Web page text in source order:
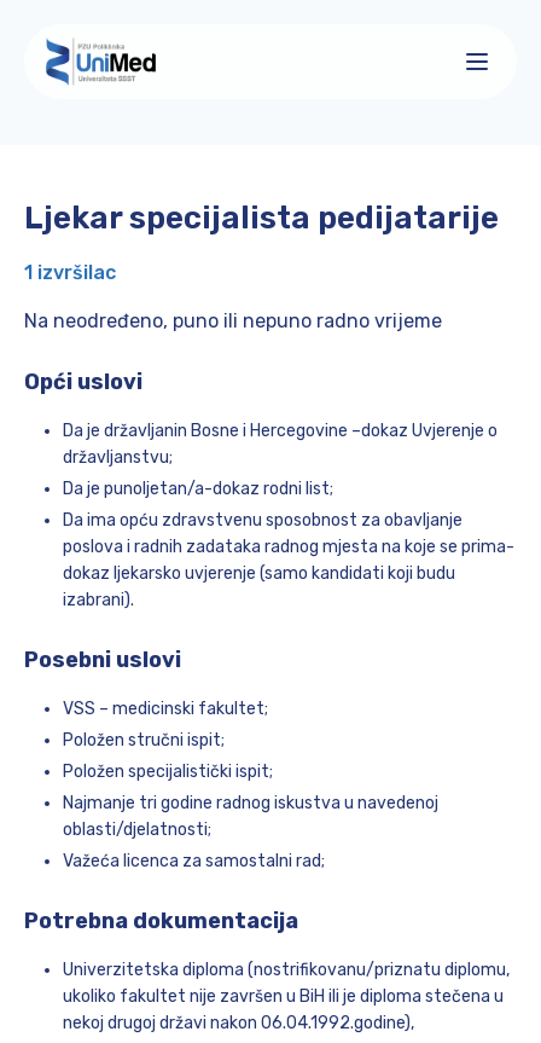
Ljekar specijalista pedijatarije
1 izvršilac
Na neodređeno, puno ili nepuno radno vrijeme
Opći uslovi
Da je državljanin Bosne i Hercegovine –dokaz Uvjerenje o
državljanstvu;
Da je punoljetan/a-dokaz rodni list;
Da ima opću zdravstvenu sposobnost za obavljanje
poslova i radnih zadataka radnog mjesta na koje se prima-
dokaz ljekarsko uvjerenje (samo kandidati koji budu
izabrani).
Posebni uslovi
VSS – medicinski fakultet;
Položen stručni ispit;
Položen specijalistički ispit;
Najmanje tri godine radnog iskustva u navedenoj
oblasti/djelatnosti;
Važeća licenca za samostalni rad;
Potrebna dokumentacija
Univerzitetska diploma (nostrifikovanu/priznatu diplomu,
ukoliko fakultet nije završen u BiH ili je diploma stečena u
nekoj drugoj državi nakon 06.04.1992.godine),